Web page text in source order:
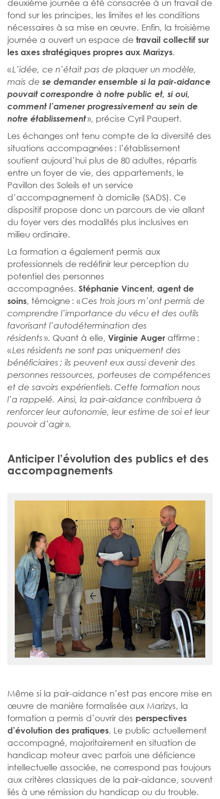
fond sur les principes, les limites et les conditions
nécessaires à sa mise en œuvre. Enfin, la troisième
journée a ouvert un espace de travail collectif sur
les axes stratégiques propres aux Marizys.
«L’idée, ce n’était pas de plaquer un modèle,
mais de se demander ensemble si la pair-aidance
pouvait correspondre à notre public et, si oui,
comment l’amener progressivement au sein de
notre établissement», précise Cyril Paupert.
Les échanges ont tenu compte de la diversité des
situations accompagnées : l’établissement
soutient aujourd’hui plus de 80 adultes, répartis
entre un foyer de vie, des appartements, le
Pavillon des Soleils et un service
d’accompagnement à domicile (SADS). Ce
dispositif propose donc un parcours de vie allant
du foyer vers des modalités plus inclusives en
milieu ordinaire.
La formation a également permis aux
professionnels de redéfinir leur perception du
potentiel des personnes
accompagnées. Stéphanie Vincent, agent de
soins, témoigne : «Ces trois jours m’ont permis de
comprendre l’importance du vécu et des outils
favorisant l’autodétermination des
résidents». Quant à elle, Virginie Augeraffirme :
«Les résidents ne sont pas uniquement des
bénéficiaires ; ils peuvent eux aussi devenir des
personnes ressources, porteuses de compétences
et de savoirs expérientiels. Cette formation nous
l’a rappelé. Ainsi, la pair-aidance contribuera à
renforcer leur autonomie, leur estime de soi et leur
pouvoir d’agir».
Anticiper l’évolution des publics et des
accompagnements
Même si la pair-aidance n’est pas encore mise en
œuvre de manière formalisée aux Marizys, la
formation a permis d’ouvrir des perspectives
d’évolution des pratiques. Le public actuellement
accompagné, majoritairement en situation de
handicap moteur avec parfois une déficience
intellectuelle associée, ne correspond pas toujours
aux critères classiques de la pair-aidance, souvent
liés à une rémission du handicap ou du trouble.